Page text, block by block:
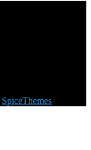
SpiceThemes